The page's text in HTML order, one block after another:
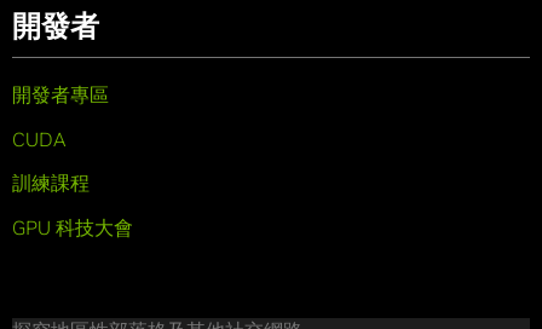
開發者
開發者專區
CUDA
訓練課程
GPU 科技大會